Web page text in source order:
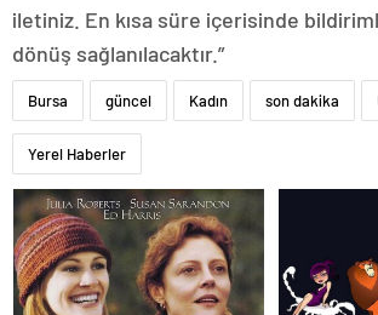
iletiniz. En kısa süre içerisinde
dönüş sağlanılacaktır.”
Bursa güncel Kadın son dakika
Yerel Haberler